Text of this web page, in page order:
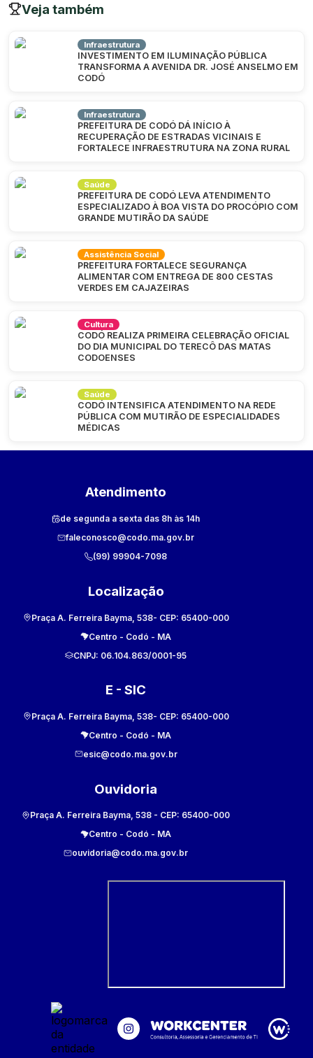
Veja também
Infraestrutura
INVESTIMENTO EM ILUMINAÇÃO PÚBLICA
TRANSFORMA A AVENIDA DR. JOSÉ ANSELMO EM
CODÓ
Infraestrutura
PREFEITURA DE CODÓ DÁ INÍCIO À
RECUPERAÇÃO DE ESTRADAS VICINAIS E
FORTALECE INFRAESTRUTURA NA ZONA RURAL
Saúde
PREFEITURA DE CODÓ LEVA ATENDIMENTO
ESPECIALIZADO À BOA VISTA DO PROCÓPIO COM
GRANDE MUTIRÃO DA SAÚDE
Assistência Social
PREFEITURA FORTALECE SEGURANÇA
ALIMENTAR COM ENTREGA DE 800 CESTAS
VERDES EM CAJAZEIRAS
Cultura
CODÓ REALIZA PRIMEIRA CELEBRAÇÃO OFICIAL
DO DIA MUNICIPAL DO TERECÔ DAS MATAS
CODOENSES
Saúde
CODÓ INTENSIFICA ATENDIMENTO NA REDE
PÚBLICA COM MUTIRÃO DE ESPECIALIDADES
MÉDICAS
Atendimento
de segunda a sexta das 8h às 14h
faleconosco@codo.ma.gov.br
(99) 99904-7098
Localização
Praça A. Ferreira Bayma, 538- CEP: 65400-000
Centro - Codó - MA
CNPJ: 06.104.863/0001-95
E - SIC
Praça A. Ferreira Bayma, 538- CEP: 65400-000
Centro - Codó - MA
esic@codo.ma.gov.br
Ouvidoria
Praça A. Ferreira Bayma, 538 - CEP: 65400-000
Centro - Codó - MA
ouvidoria@codo.ma.gov.br